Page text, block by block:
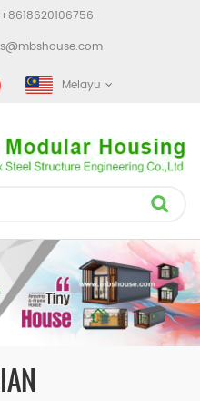
+8618620106756
Melayu